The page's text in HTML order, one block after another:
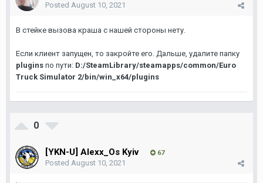
Posted August 10, 2021
В стейке вызова краша с нашей стороны нету.
Если клиент запущен, то закройте его. Дальше, удалите папку
plugins по пути: D:/SteamLibrary/steamapps/common/Euro
Truck Simulator 2/bin/win_x64/plugins
0
[YKN-U] Alexx_Os Kyiv 67
Posted August 10, 2021